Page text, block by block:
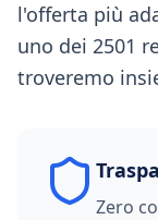
l'offerta più
uno dei 2501
troveremo
Zero